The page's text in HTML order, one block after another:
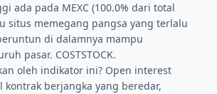
ada pada MEXC (100.0% dari total
situs memegang pangsa yang terlalu
di dalamnya mampu
pasar. COSTSTOCK.
oleh indikator ini? Open interest
berjangka yang beredar,